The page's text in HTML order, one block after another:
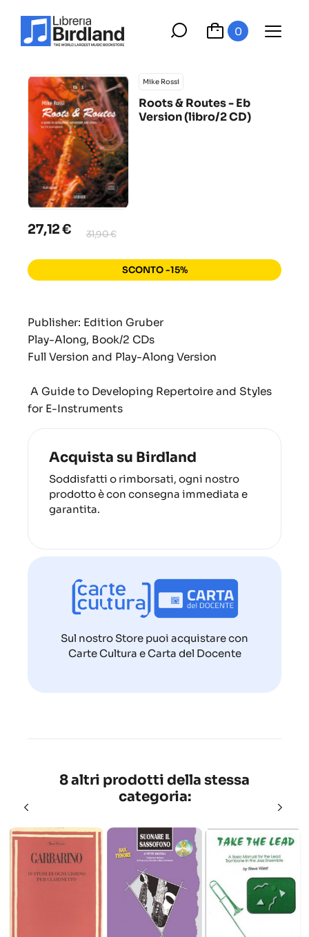
0
Mike Rossi
Roots & Routes - Eb
Version (libro/2 CD)
27,12 € 31,90 €
SCONTO -15%
Publisher: Edition Gruber
Play-Along, Book/2 CDs
Full Version and Play-Along Version
A Guide to Developing Repertoire and Styles
for E-Instruments
Acquista su Birdland
Soddisfatti o rimborsati, ogni nostro
prodotto è con consegna immediata e
garantita.
Sul nostro Store puoi acquistare con
Carte Cultura e Carta del Docente
8 altri prodotti della stessa
categoria: